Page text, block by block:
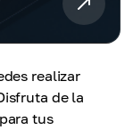
realizar
de la
tus